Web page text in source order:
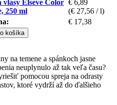
Elseve Color
250 ml
€ 6,89
(€ 27,56 / l)
€ 17,38
košíka
na temene a spánkoch jasne
neuplynulo až tak veľa času?
pomocou spreja na odrasty
ktoré vydrží až do ďalšieho